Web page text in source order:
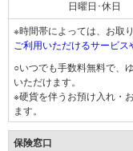
日曜日･休日
※時間帯によっては、お取
ご利用いただけるサービス
○いつでも手数料無料で、
いただけます。
※硬貨を伴うお預け入れ・
ます。
保険窓口